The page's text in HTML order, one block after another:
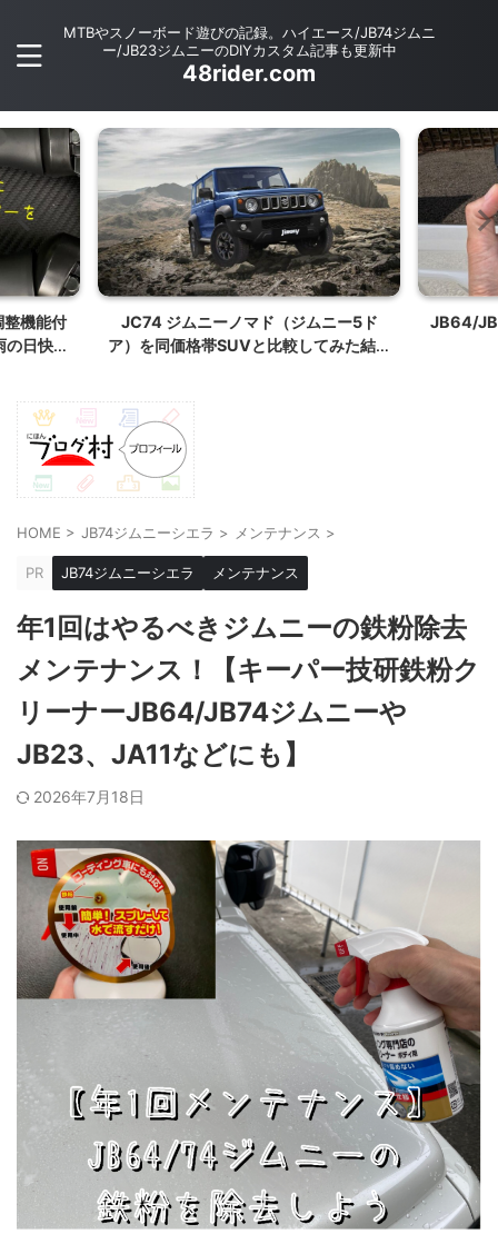
MTBやスノーボード遊びの記録。ハイエース/JB74ジムニ
ー/JB23ジムニーのDIYカスタム記事も更新中
48rider.com
ー5ド
た結果
JB64/JB74ジムニー リアゲートヒンジ
カバーの外し方
【愛車
HOME > JB74ジムニーシエラ > メンテナンス >
PR JB74ジムニーシエラ メンテナンス
年1回はやるべきジムニーの鉄粉除去
メンテナンス！【キーパー技研鉄粉ク
リーナーJB64/JB74ジムニーや
JB23、JA11などにも】
2026年7月18日